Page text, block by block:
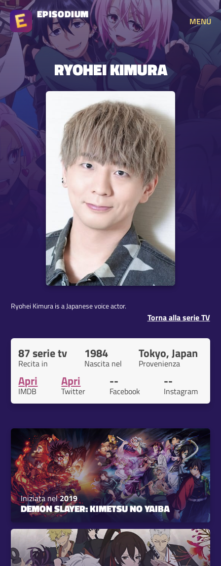
EPISODIUM
MENU
RYOHEI KIMURA
Ryohei Kimura is a Japanese voice actor.
Torna alla serie TV
87 serie tv
Recita in
1984
Nascita nel
Tokyo, Japan
Provenienza
Apri
IMDB
Apri
Twitter
--
Facebook
--
Instagram
Iniziata nel2019
DEMON SLAYER: KIMETSU NO YAIBA